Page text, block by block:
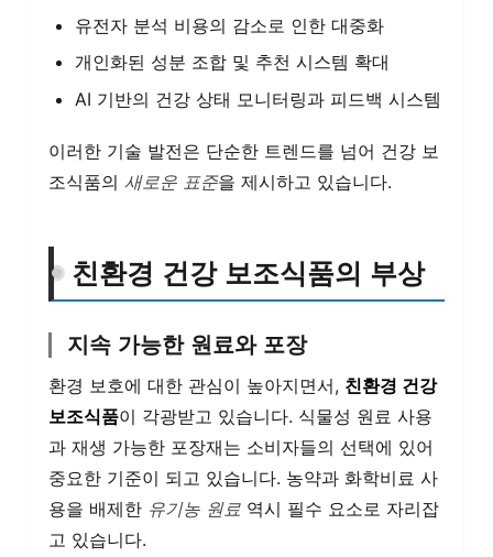
유전자 분석 비용의 감소로 인한 대중화
개인화된 성분 조합 및 추천 시스템 확대
AI 기반의 건강 상태 모니터링과 피드백 시스템
이러한 기술 발전은 단순한 트렌드를 넘어 건강 보
조식품의 새로운 표준을 제시하고 있습니다.
친환경 건강 보조식품의 부상
지속 가능한 원료와 포장
환경 보호에 대한 관심이 높아지면서, 친환경 건강
보조식품이 각광받고 있습니다. 식물성 원료 사용
과 재생 가능한 포장재는 소비자들의 선택에 있어
중요한 기준이 되고 있습니다. 농약과 화학비료 사
용을 배제한 유기농 원료 역시 필수 요소로 자리잡
고 있습니다.